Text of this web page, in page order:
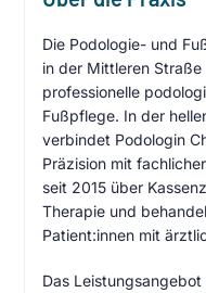
Die Podologie- und
in der Mittleren
professionelle
Fußpflege. In der
verbindet Podologin
Präzision mit
seit 2015 über
Therapie und
Patient:innen mit
Das